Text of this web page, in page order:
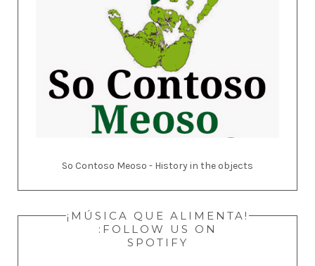
So Contoso Meoso - History in the objects
¡MÚSICA QUE ALIMENTA!
:FOLLOW US ON
SPOTIFY